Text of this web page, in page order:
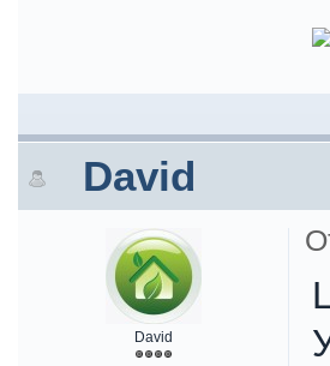
David
David